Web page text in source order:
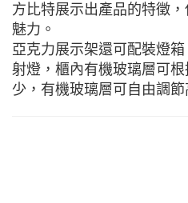
方比特展示出產品的特徵
魅力。
亞克力展示架還可配裝燈
射燈，櫃內有機玻璃層可
少，有機玻璃層可自由調節